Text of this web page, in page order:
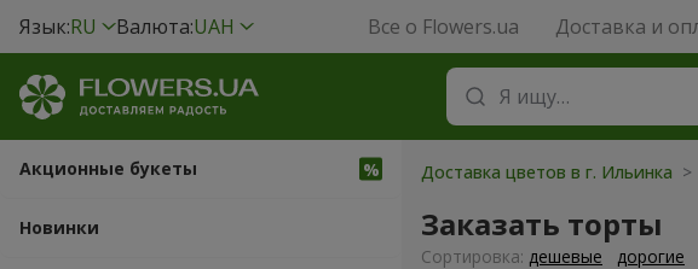
Язык:RU Валюта:UAH Все о Flowers.ua Доставка и
Акционные букеты
Новинки
Доставка цветов в г. Ильинка
Заказать торты
Cортировка: дешевые дорогие